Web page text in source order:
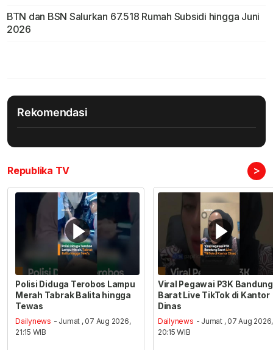
BTN dan BSN Salurkan 67.518 Rumah Subsidi hingga Juni
2026
Rekomendasi
Republika TV >
Polisi Diduga Terobos Lampu
Merah Tabrak Balita hingga
Tewas
Dailynews - Jumat , 07 Aug 2026,
21:15 WIB
Viral Pegawai P3K Bandung
Barat Live TikTok di Kantor
Dinas
Dailynews - Jumat , 07 Aug 2026,
20:15 WIB